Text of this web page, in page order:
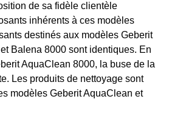
de sa fidèle clientèle
inhérents à ces modèles
destinés aux modèles Geberit
Balena 8000 sont identiques. En
AquaClean 8000, la buse de la
Les produits de nettoyage sont
modèles Geberit AquaClean et